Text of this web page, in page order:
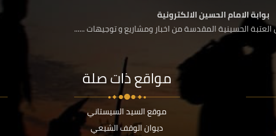
بوابة الامام الحسين الالكترونية
الحسينية المقدسة من اخبار ومشاريع و توجيهات ......
مواقع ذات صلة
موقع السيد السيستاني
ديوان الوقف الشيعي